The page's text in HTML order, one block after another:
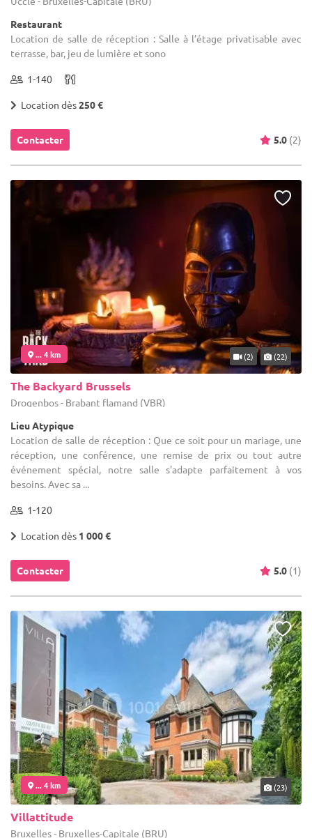
Restaurant
Location de salle de réception : Salle à l’étage privatisable avec
terrasse, bar, jeu de lumière et sono
1-140
Location dès250 €
Contacter 5.0 (2)
... 4 km (2) (22)
The Backyard Brussels
Drogenbos - Brabant flamand (VBR)
Lieu Atypique
Location de salle de réception : Que ce soit pour un mariage, une
réception, une conférence, une remise de prix ou tout autre
événement spécial, notre salle s'adapte parfaitement à vos
besoins. Avec sa ...
1-120
Location dès 1 000 €
Contacter 5.0 (1)
... 4 km (23)
Villattitude
Bruxelles - Bruxelles-Capitale (BRU)